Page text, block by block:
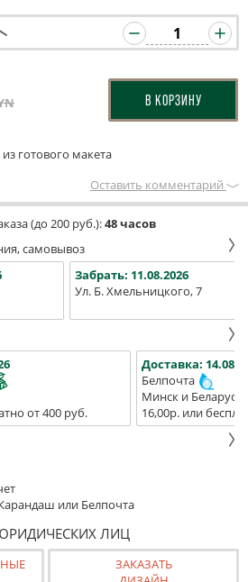
В КОРЗИНУ
готового макета
Оставить комментарий
(до 200 руб.):48 часов
самовывоз
Забрать: 11.08.2026
Ул. Б. Хмельницкого, 7
от 400 руб.
Доставка:
Белпочта
Минск и Беларусь
16,00р. или
или Белпочта
ЛИЦ
ЗАКАЗАТЬ